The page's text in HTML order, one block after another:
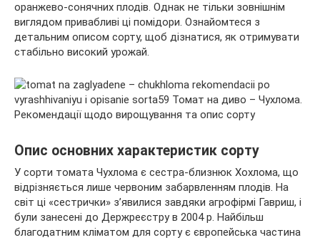
оранжево-сонячних плодів. Однак не тільки зовнішнім
виглядом привабливі ці помідори. Ознайомтеся з
детальним описом сорту, щоб дізнатися, як отримувати
стабільно високий урожай.
Опис основних характеристик сорту
У сорти томата Чухлома є сестра-близнюк Хохлома, що
відрізняється лише червоним забарвленням плодів. На
світ ці «сестрички» з’явилися завдяки агрофірмі Гавриш, і
були занесені до Держреєстру в 2004 р. Найбільш
благодатним кліматом для сорту є європейська частина